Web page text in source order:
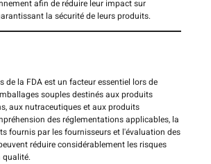
afin de réduire leur impact sur
la sécurité de leurs produits.
de la FDA est un facteur essentiel lors de
souples destinés aux produits
aux nutraceutiques et aux produits
des réglementations applicables, la
fournis par les fournisseurs et l'évaluation des
réduire considérablement les risques
qualité.